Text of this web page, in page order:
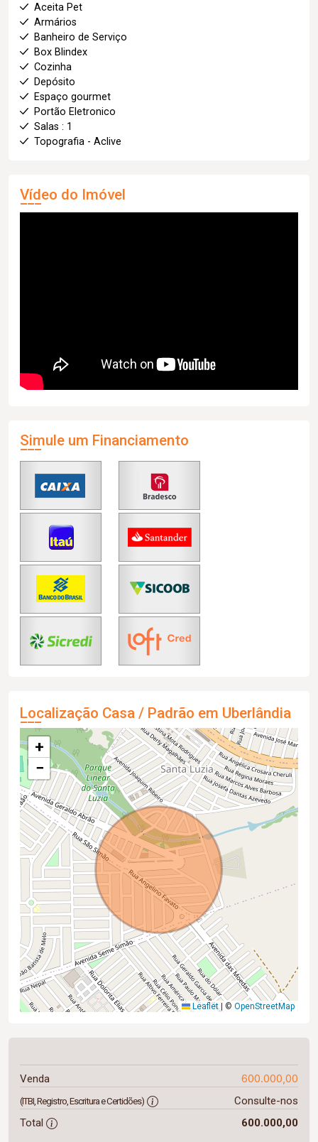
Aceita Pet
Armários
Banheiro de Serviço
Box Blindex
Cozinha
Depósito
Espaço gourmet
Portão Eletronico
Salas : 1
Topografia - Aclive
Vídeo do Imóvel
Simule um Financiamento
Localização Casa / Padrão em Uberlândia
+
−
Leaflet | © OpenStreetMap
Venda 600.000,00
(ITBI, Registro, Escritura e Certidões)
Consulte-nos
Total
600.000,00